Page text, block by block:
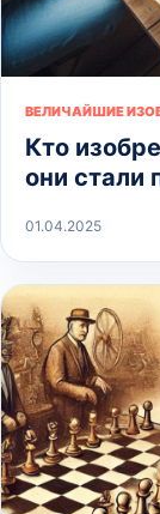
ВЕЛИЧАЙШИЕ
Кто
они стали
01.04.2025